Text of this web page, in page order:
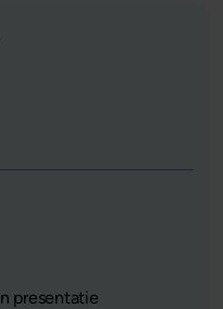
presentatie